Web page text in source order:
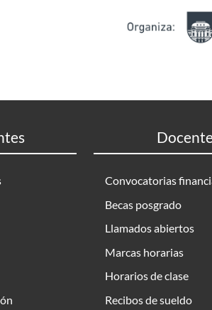
Convocatorias
Becas posgrado
Llamados abiertos
Marcas horarias
Horarios de clase
Recibos de sueldo